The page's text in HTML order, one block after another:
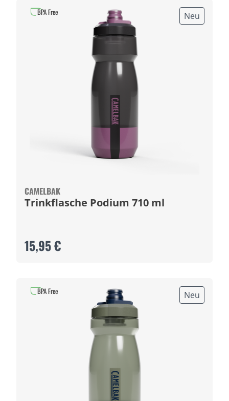
Neu
CAMELBAK
Trinkflasche Podium 710 ml
15,95 €
BPA Free
Neu
BPA Free